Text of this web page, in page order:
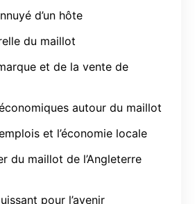
d’un hôte
du maillot
et de la vente de
autour du maillot
et l’économie locale
du maillot de l’Angleterre
pour l’avenir